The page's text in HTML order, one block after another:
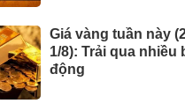
Giá vàng tuần này
1/8): Trải qua nhiều
động